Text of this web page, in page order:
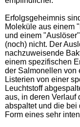
Erfolgsgeheimnis
Moleküle aus einem
und einem
(noch) nicht. Der
nachzuweisende
einem spezifischen
der Salmonellen von
Listerien von einer
Leuchtstoff
aus, in deren Verlauf
abspaltet und die bei
Form eines sehr